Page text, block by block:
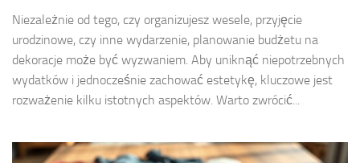
Niezależnie od tego, czy organizujesz wesele, przyjęcie
urodzinowe, czy inne wydarzenie, planowanie budżetu na
dekoracje może być wyzwaniem. Aby uniknąć niepotrzebnych
wydatków i jednocześnie zachować estetykę, kluczowe jest
rozważenie kilku istotnych aspektów. Warto zwrócić...